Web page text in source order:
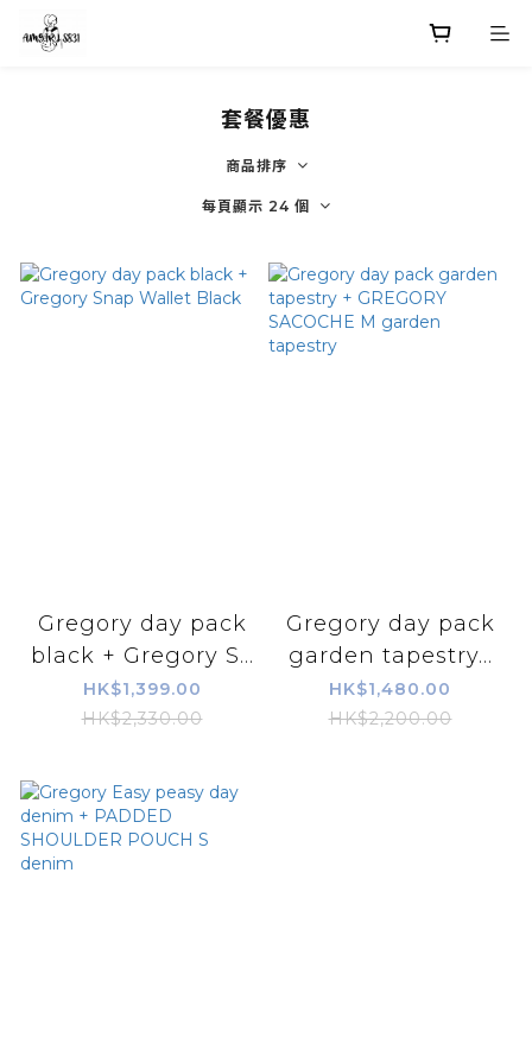
套餐優惠
商品排序
每頁顯示 24 個
Gregory day pack
black + Gregory S...
HK$1,399.00
HK$2,330.00
Gregory day pack
garden tapestry...
HK$1,480.00
HK$2,200.00